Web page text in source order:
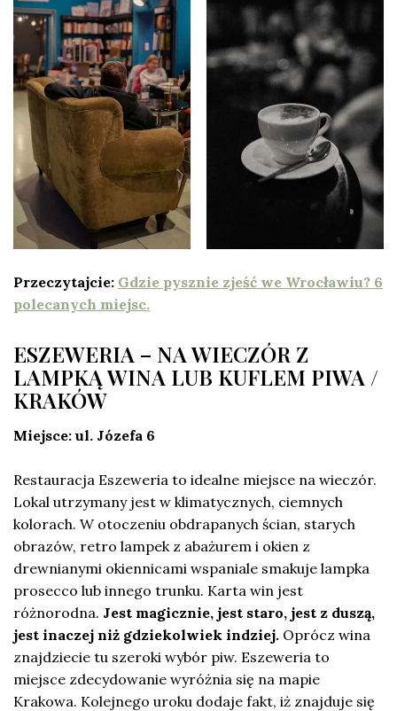
Przeczytajcie: Gdzie pysznie zjeść we Wrocławiu? 6
polecanych miejsc.
ESZEWERIA – NA WIECZÓR Z
LAMPKĄ WINA LUB KUFLEM PIWA /
KRAKÓW
Miejsce: ul. Józefa 6
Restauracja Eszeweria to idealne miejsce na wieczór.
Lokal utrzymany jest w klimatycznych, ciemnych
kolorach. W otoczeniu obdrapanych ścian, starych
obrazów, retro lampek z abażurem i okien z
drewnianymi okiennicami wspaniale smakuje lampka
prosecco lub innego trunku. Karta win jest
różnorodna. Jest magicznie, jest staro, jest z duszą,
jest inaczej niż gdziekolwiek indziej. Oprócz wina
znajdziecie tu szeroki wybór piw. Eszeweria to
miejsce zdecydowanie wyróżnia się na mapie
Krakowa. Kolejnego uroku dodaje fakt, iż znajduje się